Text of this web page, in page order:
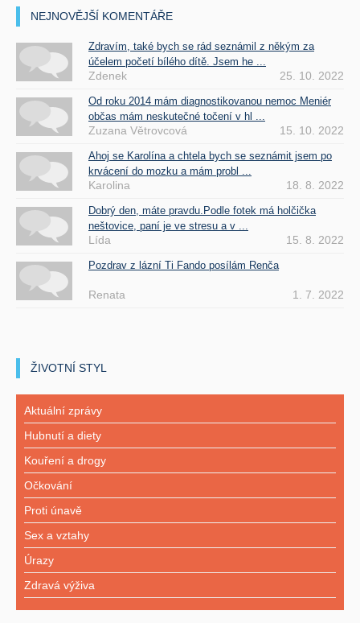
NEJNOVĚJŠÍ KOMENTÁŘE
Zdravím, také bych se rád seznámil z někým za
účelem početí bílého dítě. Jsem he ...
Zdenek 25. 10. 2022
Od roku 2014 mám diagnostikovanou nemoc Meniér
občas mám neskutečné točení v hl ...
Zuzana Větrovcová 15. 10. 2022
Ahoj se Karolína a chtela bych se seznámit jsem po
krvácení do mozku a mám probl ...
Karolina 18. 8. 2022
Dobrý den, máte pravdu.Podle fotek má holčička
neštovice, paní je ve stresu a v ...
Lída 15. 8. 2022
Pozdrav z lázní Ti Fando posílám Renča
Renata 1. 7. 2022
ŽIVOTNÍ STYL
Aktuální zprávy
Hubnutí a diety
Kouření a drogy
Očkování
Proti únavě
Sex a vztahy
Úrazy
Zdravá výživa